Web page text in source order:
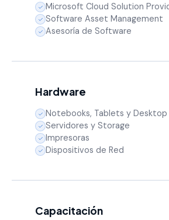
Microsoft Cloud Solution
Software Asset Management
Asesoría de Software
Hardware
Notebooks, Tablets y Desktop
Servidores y Storage
Impresoras
Dispositivos de Red
Capacitación